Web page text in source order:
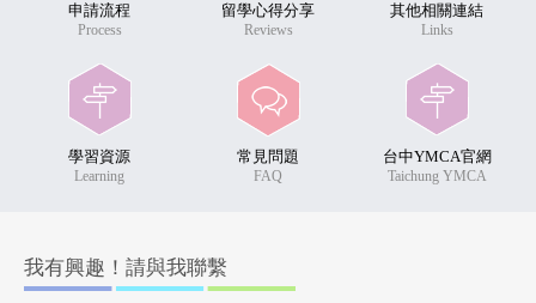
申請流程
Process
留學心得分享
Reviews
其他相關連結
Links
學習資源
Learning
常見問題
FAQ
台中YMCA官網
Taichung YMCA
我有興趣！請與我聯繫